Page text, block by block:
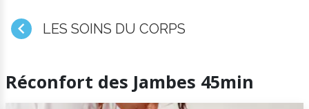
LES SOINS DU CORPS
Réconfort des Jambes 45min